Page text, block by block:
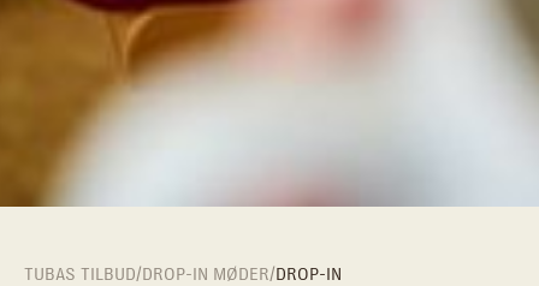
TUBAS TILBUD/DROP-IN MØDER/DROP-IN